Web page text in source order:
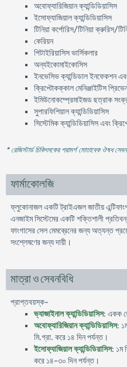
অবোফ্যারিজিয়ান ক্যান্ডিডিয়াসিস
ইসোফ্যাজিয়াল ক্যান্ডিডিয়াসিস
টিনিয়া কর্পোরিস/টিনিয়া ক্রুরিস/
কেরিয়ন
পিটাইরিয়াসিস ভার্সিকলার
অন্যইকোমাইকোসিস
ইনভেসিভ ক্যান্ডিডাল ইনফেকশন
ক্রিপ্টোকক্কাল মেনিঞ্জাইটিস
ইমিউনোকম্প্রেমাইজড ছত্রাক
সুপারফিশিয়াল ক্যান্ডিডিয়াসিস
সিস্টেমিক ক্যান্ডিডিয়াসিস এবং
* রেজিস্টার্ড চিকিৎসকের পরামর্শ মোতাবেক ঔষধ
ফার্মাকোলজি
ফ্লুকোনাজল একটি ট্রাইএজল জাতীয়
এনজাইম সিস্টেমের একটি শক্তিশালী
ফাংগাসের সেল মেমব্রেনের জন্য অত্যন্ত
সংশ্লেষণের জন্য দায়ী।
মাত্রা ও সেবনবিধি
প্রাপ্তবয়স্ক-
ভ্যাজাইনাল ক্যান্ডিডিয়াসিস: একক
অবোফ্যারিজিয়ান ক্যান্ডিডিয়াসিস:
মি.গ্রা. করে ১৪ দিন পর্যন্ত।
ইসোফ্যাজিয়াল ক্যান্ডিডিয়াসিস: ১ম
করে ১৪-৩০ দিন পর্যন্ত।